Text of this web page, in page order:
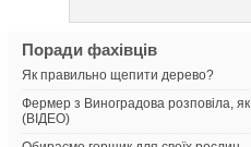
Поради фахівців
Як правильно щепити дерево?
Фермер з Виноградова розповіла,
(ВІДЕО)